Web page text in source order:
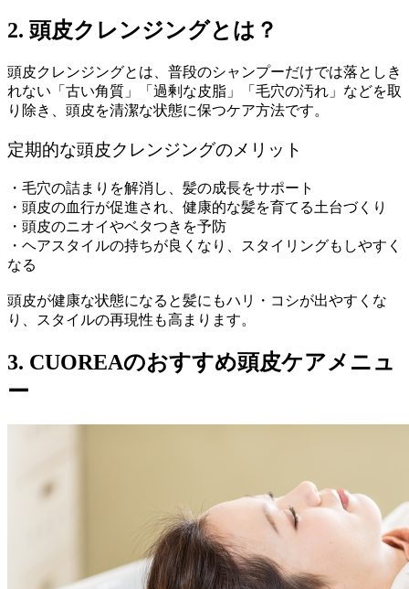
2. 頭皮クレンジングとは？
頭皮クレンジングとは、普段のシャンプーだけでは落としき
れない「古い角質」「過剰な皮脂」「毛穴の汚れ」などを取
り除き、頭皮を清潔な状態に保つケア方法です。
定期的な頭皮クレンジングのメリット
・毛穴の詰まりを解消し、髪の成長をサポート
・頭皮の血行が促進され、健康的な髪を育てる土台づくり
・頭皮のニオイやベタつきを予防
・ヘアスタイルの持ちが良くなり、スタイリングもしやすく
なる
頭皮が健康な状態になると髪にもハリ・コシが出やすくな
り、スタイルの再現性も高まります。
3. CUOREAのおすすめ頭皮ケアメニュ
ー